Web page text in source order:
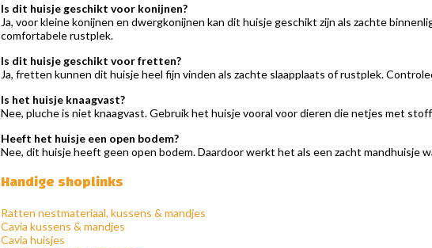
Is dit huisje geschikt voor konijnen?
Ja, voor kleine konijnen en dwergkonijnen kan dit huisje geschikt zijn als zachte
comfortabele rustplek.
Is dit huisje geschikt voor fretten?
Ja, fretten kunnen dit huisje heel fijn vinden als zachte slaapplaats of rustplek.
Is het huisje knaagvast?
Nee, pluche is niet knaagvast. Gebruik het huisje vooral voor dieren die netjes met
Heeft het huisje een open bodem?
Nee, dit huisje heeft geen open bodem. Daardoor werkt het als een zacht mandhuisje
Handige shoplinks
Ratten nestmateriaal, kussens & mandjes
Cavia kussens & mandjes
Cavia huisjes